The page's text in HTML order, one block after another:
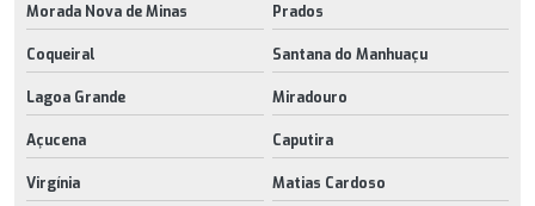
Morada Nova de Minas Prados
Coqueiral Santana do Manhuaçu
Lagoa Grande Miradouro
Açucena Caputira
Virgínia Matias Cardoso